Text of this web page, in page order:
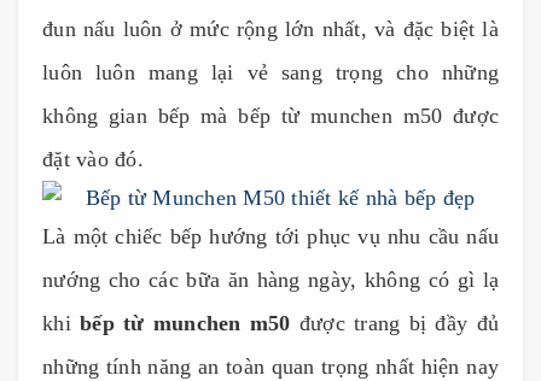
đun nấu luôn ở mức rộng lớn nhất, và đặc biệt là
luôn luôn mang lại vẻ sang trọng cho những
không gian bếp mà bếp từ munchen m50 được
đặt vào đó.
Là một chiếc bếp hướng tới phục vụ nhu cầu nấu
nướng cho các bữa ăn hàng ngày, không có gì lạ
khibếp từ munchen m50 được trang bị đầy đủ
những tính năng an toàn quan trọng nhất hiện nay